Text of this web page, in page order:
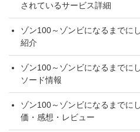
されているサービス詳細
ゾン100～ゾンビになるまでに
紹介
ゾン100～ゾンビになるまでに
ソード情報
ゾン100～ゾンビになるまでに
価・感想・レビュー